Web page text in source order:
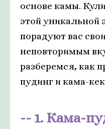
основе камы.
этой уникальной
порадуют вас
неповторимым
разберемся, как
пудинг и кама-
1. Кама-